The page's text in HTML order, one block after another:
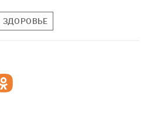
ЗДОРОВЬЕ